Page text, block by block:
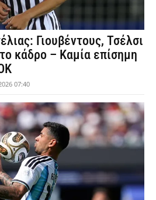
Γιουβέντους, Τσέλσι
κάδρο – Καμία επίσημη
07:40